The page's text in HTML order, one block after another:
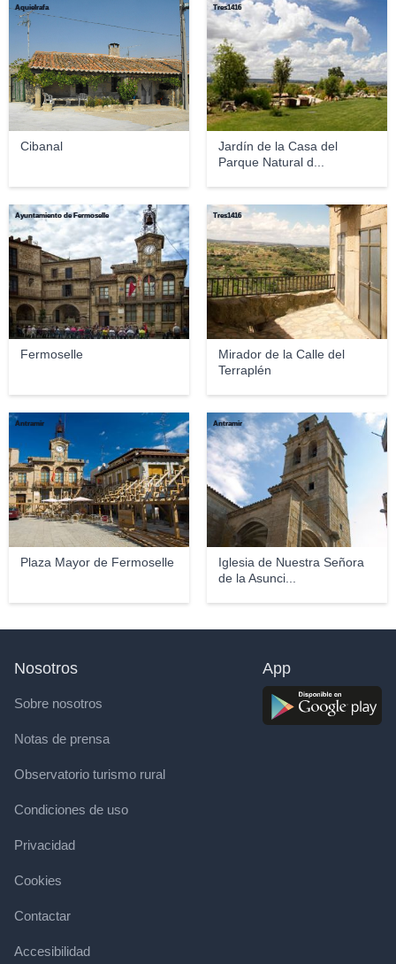
Cibanal
Aquielrafa
Jardín de la Casa del
Parque Natural d...
Tres1416
Fermoselle
Ayuntamiento de Fermoselle
Mirador de la Calle del
Terraplén
Tres1416
Plaza Mayor de Fermoselle
Antramir
Iglesia de Nuestra Señora
de la Asunci...
Antramir
Nosotros
Sobre nosotros
Notas de prensa
Observatorio turismo rural
Condiciones de uso
Privacidad
Cookies
Contactar
Accesibilidad
App